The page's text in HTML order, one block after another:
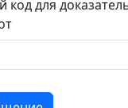
для